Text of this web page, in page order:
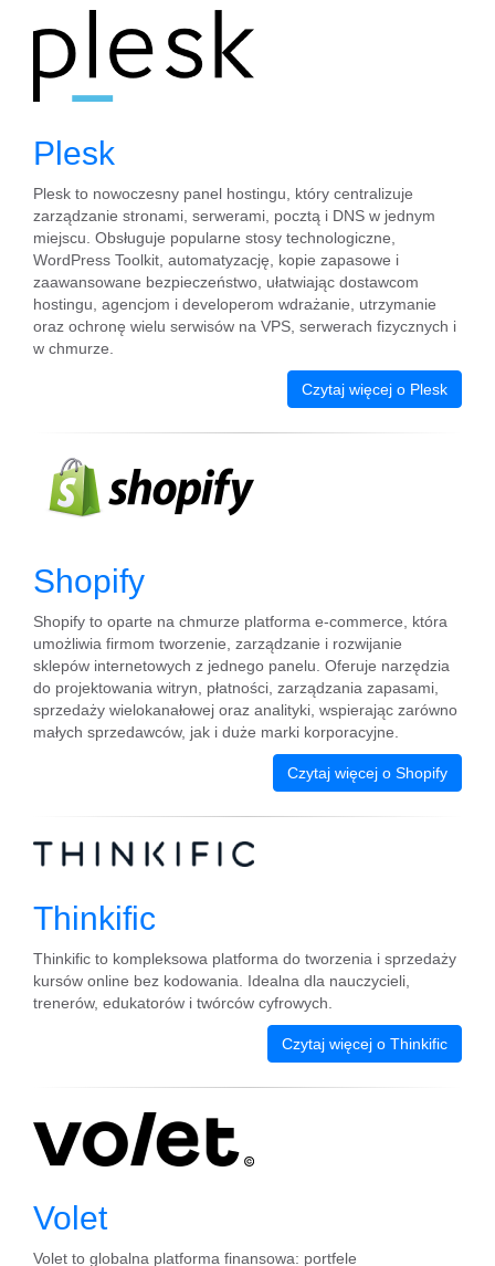
Plesk
Plesk to nowoczesny panel hostingu, który centralizuje
zarządzanie stronami, serwerami, pocztą i DNS w jednym
miejscu. Obsługuje popularne stosy technologiczne,
WordPress Toolkit, automatyzację, kopie zapasowe i
zaawansowane bezpieczeństwo, ułatwiając dostawcom
hostingu, agencjom i developerom wdrażanie, utrzymanie
oraz ochronę wielu serwisów na VPS, serwerach fizycznych i
w chmurze.
Czytaj więcej o Plesk
Shopify
Shopify to oparte na chmurze platforma e-commerce, która
umożliwia firmom tworzenie, zarządzanie i rozwijanie
sklepów internetowych z jednego panelu. Oferuje narzędzia
do projektowania witryn, płatności, zarządzania zapasami,
sprzedaży wielokanałowej oraz analityki, wspierając zarówno
małych sprzedawców, jak i duże marki korporacyjne.
Czytaj więcej o Shopify
Thinkific
Thinkific to kompleksowa platforma do tworzenia i sprzedaży
kursów online bez kodowania. Idealna dla nauczycieli,
trenerów, edukatorów i twórców cyfrowych.
Czytaj więcej o Thinkific
Volet
Volet to globalna platforma finansowa: portfele